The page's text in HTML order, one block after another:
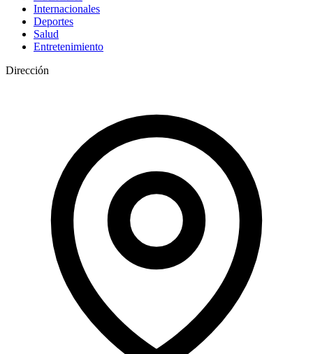
Internacionales
Deportes
Salud
Entretenimiento
Dirección